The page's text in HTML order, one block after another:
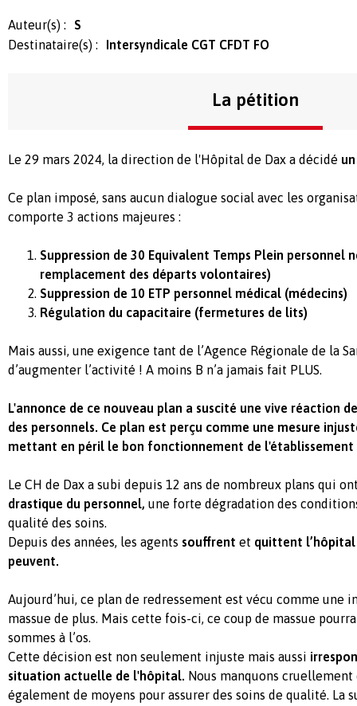
Auteur(s) :
S
Destinataire(s) :
Intersyndicale CGT CFDT FO
La pétition
Le 29 mars 2024, la direction de l'Hôpital de Dax a décidé
Ce plan imposé, sans aucun dialogue social avec les
comporte 3 actions majeures :
Suppression de 30 Equivalent Temps Plein personnel
remplacement des départs volontaires)
Suppression de 10 ETP personnel médical (médecins)
Régulation du capacitaire (fermetures de lits)
Mais aussi, une exigence tant de l’Agence Régionale de la
d’augmenter l’activité ! A moins B n’a jamais fait PLUS.
L'annonce de ce nouveau plan a suscité une vive réaction
des personnels. Ce plan est perçu comme une mesure
mettant en péril le bon fonctionnement de l'établissement
Le CH de Dax a subi depuis 12 ans de nombreux plans qui
drastique du personnel, une forte dégradation des
qualité des soins.
Depuis des années, les agents souffrent et quittent l’hôpital
peuvent.
Aujourd’hui, ce plan de redressement est vécu comme une
massue de plus. Mais cette fois-ci, ce coup de massue
sommes à l’os.
Cette décision est non seulement injuste mais aussi
situation actuelle de l'hôpital. Nous manquons
également de moyens pour assurer des soins de qualité. La